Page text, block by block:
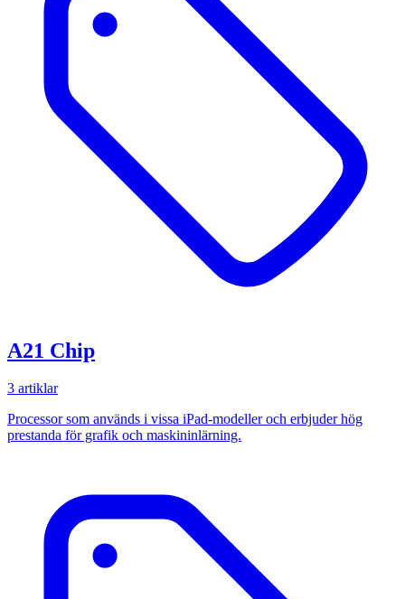
A21 Chip
3 artiklar
Processor som används i vissa iPad-modeller och erbjuder hög
prestanda för grafik och maskininlärning.